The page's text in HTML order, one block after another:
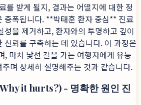
를 받게 될지, 결과는 어떨지에 대한 정
증폭됩니다. **박태훈 환자 중심** 진료
성을 제거하고, 환자와의 투명하고 깊이
신뢰를 구축하는 데 있습니다. 이 과정은
, 마치 낯선 길을 가는 여행자에게 유능
며 상세히 설명해주는 것과 같습니다.
it hurts?) - 명확한 원인 진